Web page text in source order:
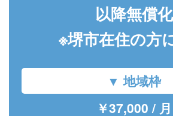
以降無償化
※堺市在住の方
▼ 地域枠
￥37,000 / 月